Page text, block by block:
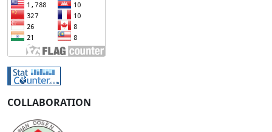
COLLABORATION